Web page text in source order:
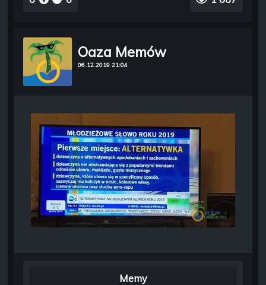
Oaza Memów
06.12.2019 21:04
Memy